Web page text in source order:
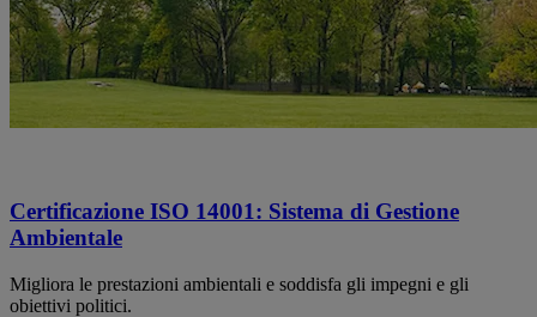
Certificazione ISO 14001: Sistema di Gestione
Ambientale
Migliora le prestazioni ambientali e soddisfa gli impegni e gli
obiettivi politici.